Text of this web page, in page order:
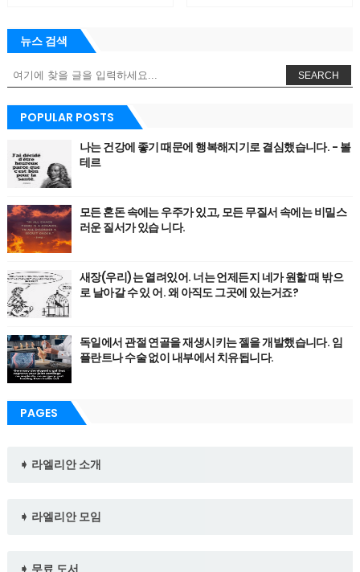
뉴스 검색
SEARCH
POPULAR POSTS
나는 건강에 좋기 때문에 행복해지기로 결심했습니다. - 볼
테르
모든 혼돈 속에는 우주가 있고, 모든 무질서 속에는 비밀스
러운 질서가 있습 니다.
새장(우리)는 열려있어. 너는 언제든지 네가 원할 때 밖으
로 날아갈 수 있 어. 왜 아직도 그곳에 있는거죠?
독일에서 관절 연골을 재생시키는 젤을 개발했습니다. 임
플란트나 수술 없이 내부에서 치유됩니다.
PAGES
➧ 라엘리안 소개
➧ 라엘리안 모임
➧ 무료 도서